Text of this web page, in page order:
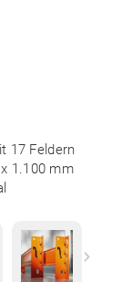
17 Feldern
1.100 mm
Next